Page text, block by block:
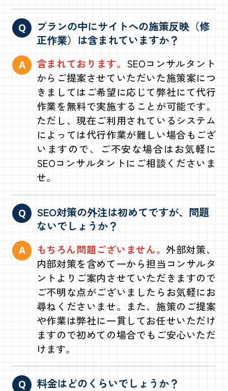
プランの中にサイトへの施策反映（修
正作業）は含まれていますか？
含まれております。SEOコンサルタント
からご提案させていただいた施策案につ
きましてはご希望に応じて弊社にて代行
作業を無料で実施することが可能です。
ただし、現在ご利用されているシステム
によっては代行作業が難しい場合もござ
いますので、ご不安な場合はお気軽に
SEOコンサルタントにご相談くださいま
せ。
SEO対策の外注は初めてですが、問題
ないでしょうか？
もちろん問題ございません。外部対策、
内部対策を含めて一から担当コンサルタ
ントよりご案内させていただきますので
ご不明な点がございましたらお気軽にお
尋ねくださいませ。また、施策のご提案
や作業は弊社に一貫してお任せいただけ
ますので初めての場合でもご安心いただ
けます。
料金はどのくらいでしょうか？